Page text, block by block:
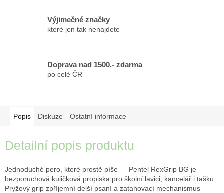
Výjimečné značky
které jen tak nenajdete
Doprava nad 1500,- zdarma
po celé ČR
Popis Diskuze Ostatní informace
Detailní popis produktu
Jednoduché pero, které prostě píše — Pentel RexGrip BG je
bezporuchová kuličková propiska pro školní lavici, kancelář i tašku.
Pryžový grip zpříjemní delší psaní a zatahovací mechanismus